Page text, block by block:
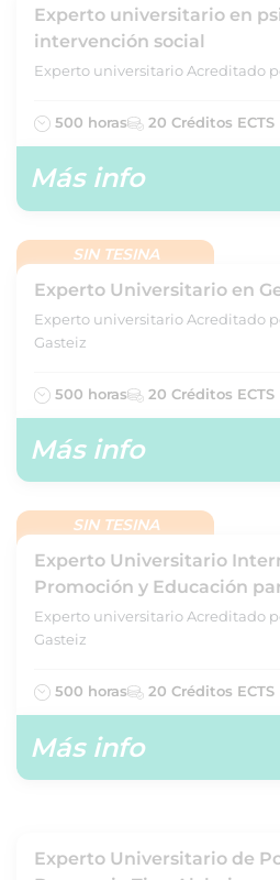
Experto universitario en
intervención social
Experto universitario Acreditado
500 horas 20 Créditos ECTS
Más info
SIN TESINA
Experto Universitario en
Experto universitario Acreditado
Gasteiz
500 horas 20 Créditos ECTS
Más info
SIN TESINA
Experto Universitario
Promoción y Educación
Experto universitario Acreditado
Gasteiz
500 horas 20 Créditos ECTS
Más info
Experto Universitario de